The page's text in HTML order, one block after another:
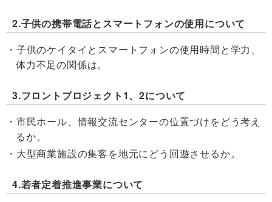
2.子供の携帯電話とスマートフォンの使用について
子供のケイタイとスマートフォンの使用時間と学力、
体力不足の関係は。
3.フロントプロジェクト1、2について
市民ホール、情報交流センターの位置づけをどう考え
るか。
大型商業施設の集客を地元にどう回遊させるか。
4.若者定着推進事業について